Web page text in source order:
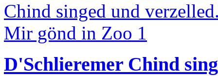
D'Schlieremer Chind